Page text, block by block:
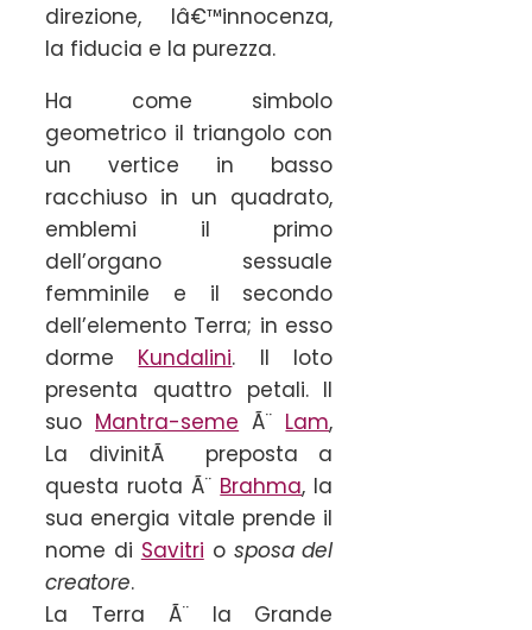
direzione, lâ€™innocenza,
la fiducia e la purezza.
Ha come simbolo
geometrico il triangolo con
un vertice in basso
racchiuso in un quadrato,
emblemi il primo
dell’organo sessuale
femminile e il secondo
dell’elemento Terra; in esso
dorme Kundalini. Il loto
presenta quattro petali. Il
suo Mantra-seme Ã¨ Lam,
La divinitÃ preposta a
questa ruota Ã¨ Brahma, la
sua energia vitale prende il
nome di Savitri o sposa del
creatore.
La Terra Ã¨ la Grande